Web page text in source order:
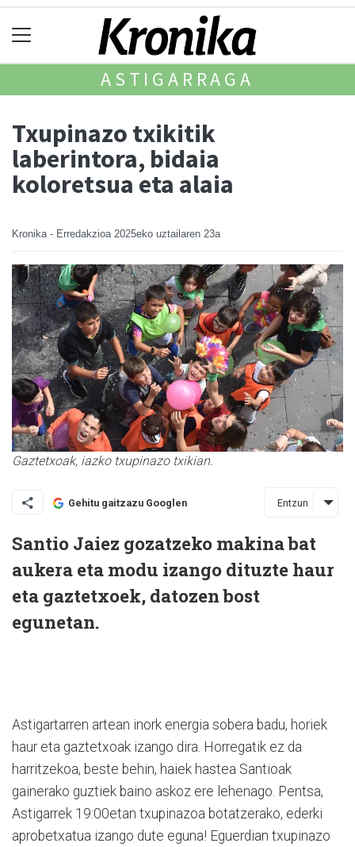
ASTIGARRAGA
Txupinazo txikitik
laberintora, bidaia
koloretsua eta alaia
Kronika - Erredakzioa 2025eko uztailaren 23a
Gaztetxoak, iazko txupinazo txikian.
Gehitu gaitzazu Googlen Entzun
Santio Jaiez gozatzeko makina bat
aukera eta modu izango dituzte haur
eta gaztetxoek, datozen bost
egunetan.
Astigartarren artean inork energia sobera badu, horiek
haur eta gaztetxoak izango dira. Horregatik ez da
harritzekoa, beste behin, haiek hastea Santioak
gainerako guztiek baino askoz ere lehenago. Pentsa,
Astigarrek 19:00etan txupinazoa botatzerako, ederki
aprobetxatua izango dute eguna! Eguerdian txupinazo